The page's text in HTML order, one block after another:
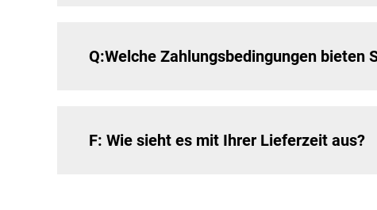
Q:Welche Zahlungsbedingungen bieten
F: Wie sieht es mit Ihrer Lieferzeit aus?